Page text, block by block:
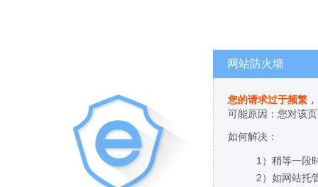
网站防火墙
您的请求过于频繁
可能原因：您对该
如何解决：
1）稍等一段
2）如网站托